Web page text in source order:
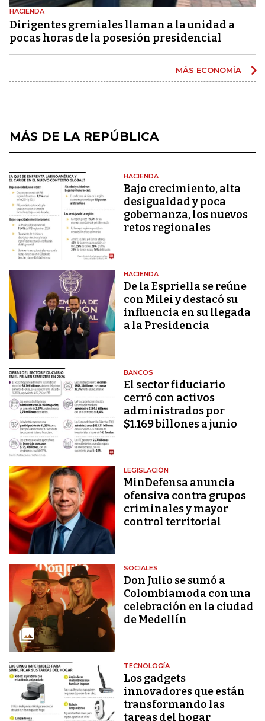
HACIENDA
Dirigentes gremiales llaman a la unidad a
pocas horas de la posesión presidencial
MÁS ECONOMÍA
MÁS DE LA REPÚBLICA
HACIENDA
Bajo crecimiento, alta
desigualdad y poca
gobernanza, los nuevos
retos regionales
HACIENDA
De la Espriella se reúne
con Milei y destacó su
influencia en su llegada
a la Presidencia
BANCOS
El sector fiduciario
cerró con activos
administrados por
$1.169 billones a junio
LEGISLACIÓN
MinDefensa anuncia
ofensiva contra grupos
criminales y mayor
control territorial
SOCIALES
Don Julio se sumó a
Colombiamoda con una
celebración en la ciudad
de Medellín
TECNOLOGÍA
Los gadgets
innovadores que están
transformando las
tareas del hogar